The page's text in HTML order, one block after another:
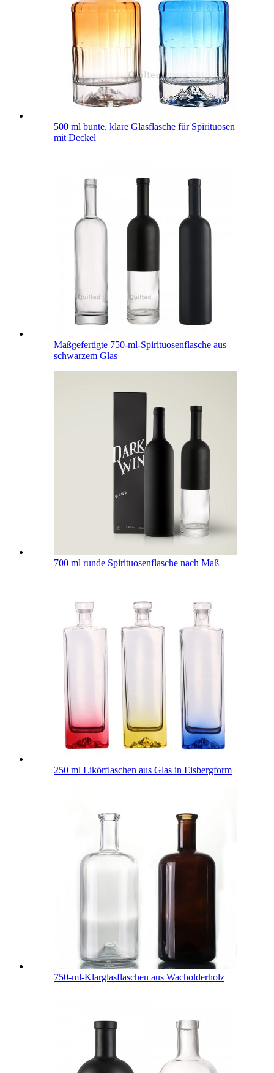
500 ml bunte, klare Glasflasche für Spirituosen
mit Deckel
Maßgefertigte 750-ml-Spirituosenflasche aus
schwarzem Glas
700 ml runde Spirituosenflasche nach Maß
250 ml Likörflaschen aus Glas in Eisbergform
750-ml-Klarglasflaschen aus Wacholderholz